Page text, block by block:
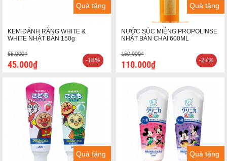
Quà tặng
KEM ĐÁNH RĂNG WHITE &
WHITE NHẬT BẢN 150g
55.000₫
45.000₫ -18%
Quà tặng
NƯỚC SÚC MIỆNG PROPOLINSE
NHẬT BẢN CHAI 600ML
150.000₫
110.000₫ -27%
Quà tặng Quà tặng